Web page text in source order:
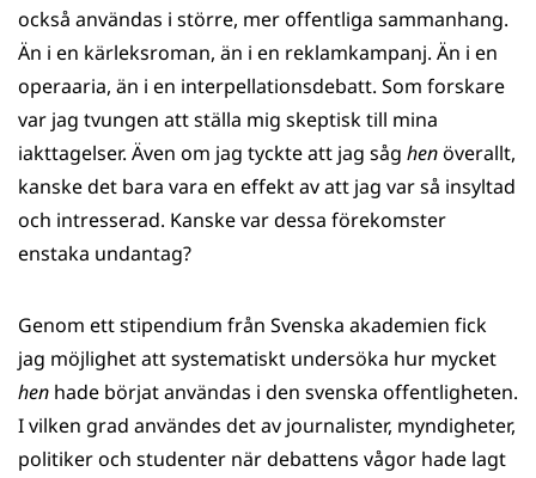
också användas i större, mer offentliga sammanhang.
Än i en kärleksroman, än i en reklamkampanj. Än i en
operaaria, än i en interpellationsdebatt. Som forskare
var jag tvungen att ställa mig skeptisk till mina
iakttagelser. Även om jag tyckte att jag såg henöverallt,
kanske det bara vara en effekt av att jag var så insyltad
och intresserad. Kanske var dessa förekomster
enstaka undantag?
Genom ett stipendium från Svenska akademien fick
jag möjlighet att systematiskt undersöka hur mycket
hen hade börjat användas i den svenska offentligheten.
I vilken grad användes det av journalister, myndigheter,
politiker och studenter när debattens vågor hade lagt